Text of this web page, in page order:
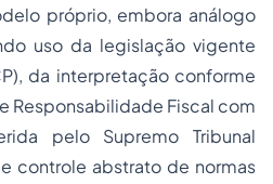
próprio, embora análogo
uso da legislação vigente
da interpretação conforme
Responsabilidade Fiscal com
pelo Supremo Tribunal
controle abstrato de normas